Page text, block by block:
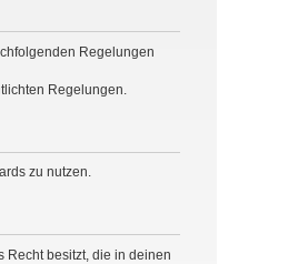
Regelungen
Regelungen.
zu nutzen.
Recht besitzt, die in deinen